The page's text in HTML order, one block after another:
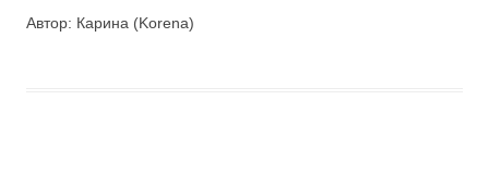
Автор: Карина (Korena)